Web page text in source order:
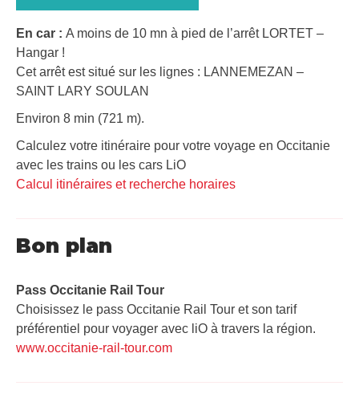
En car : A moins de 10 mn à pied de l’arrêt LORTET –
Hangar !
Cet arrêt est situé sur les lignes : LANNEMEZAN –
SAINT LARY SOULAN
Environ 8 min (721 m).
Calculez votre itinéraire pour votre voyage en Occitanie
avec les trains ou les cars LiO
Calcul itinéraires et recherche horaires
Bon plan
Pass Occitanie Rail Tour​
Choisissez le pass Occitanie Rail Tour et son tarif
préférentiel pour voyager avec liO à travers la région.
www.occitanie-rail-tour.com